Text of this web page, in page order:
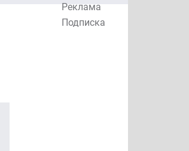
Реклама
Подписка